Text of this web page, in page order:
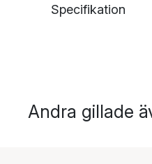
Specifikation
Andra gillade